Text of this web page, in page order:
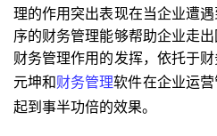
理的作用突出表现在当企业遭
序的财务管理能够帮助企业走
财务管理作用的发挥，依托于
元坤和财务管理软件在企业运
起到事半功倍的效果。